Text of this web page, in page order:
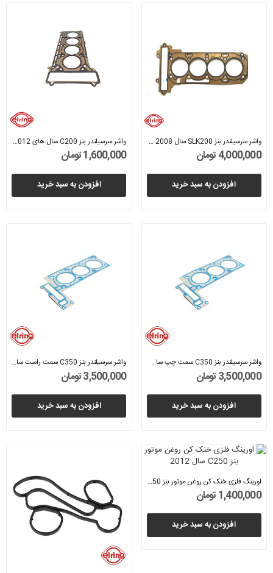
واشر سرسیلندر بنز SLK200 سال 2008 (الرینگ) -...
4,000,000 تومان
افزودن به سبد خرید
واشر سرسیلندر بنز C200 سال های 2012 تا 2014...
1,600,000 تومان
افزودن به سبد خرید
واشر سرسیلندر بنز C350 سمت چپ سال 2010...
3,500,000 تومان
افزودن به سبد خرید
واشر سرسیلندر بنز C350 سمت راست سال 2010...
3,500,000 تومان
افزودن به سبد خرید
اورینگ فلزی خنک کن روغن موتور بنز C250 سال 2012...
1,400,000 تومان
افزودن به سبد خرید